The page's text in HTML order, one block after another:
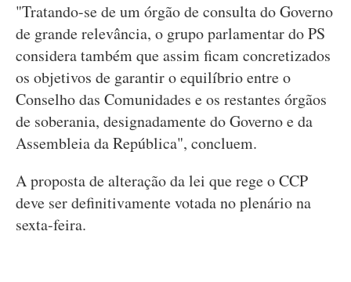
"Tratando-se de um órgão de consulta do Governo
de grande relevância, o grupo parlamentar do PS
considera também que assim ficam concretizados
os objetivos de garantir o equilíbrio entre o
Conselho das Comunidades e os restantes órgãos
de soberania, designadamente do Governo e da
Assembleia da República", concluem.
A proposta de alteração da lei que rege o CCP
deve ser definitivamente votada no plenário na
sexta-feira.